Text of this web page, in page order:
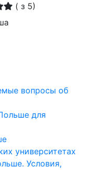
( з 5)
вопросы об
для
университетах
Условия,